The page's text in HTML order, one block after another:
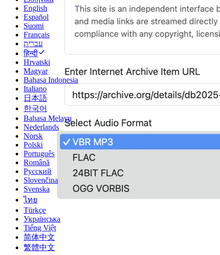
English
Español
Suomi
Français
עברית
हिन्दी
Hrvatski
Magyar
Bahasa Indonesia
Italiano
日本語
한국어
Bahasa Melayu
Nederlands
Norsk
Polski
Português
Română
Русский
Slovenčina
Svenska
ไทย
Türkçe
Українська
Tiếng Việt
简体中文
繁體中文